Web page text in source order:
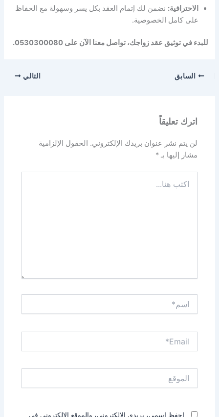
الاحترافية: نضمن لك إتمام العقد بكل يسر وسهولة مع الحفاظ
على كامل الخصوصية.
للبدء في توثيق عقد زواجك، تواصل معنا الآن على 0530300080.
السابق التالي
اترك تعليقاً
لن يتم نشر عنوان بريدك الإلكتروني.
الحقول الإلزامية
مشار إليها بـ*
هنا...
احفظ اسمي، بريدي الإلكتروني، والموقع الإلكتروني في